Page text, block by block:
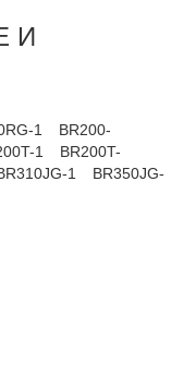
И
1
BR200-
1
BR200T-
1
BR350JG-